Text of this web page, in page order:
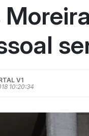
V1
10:20:34